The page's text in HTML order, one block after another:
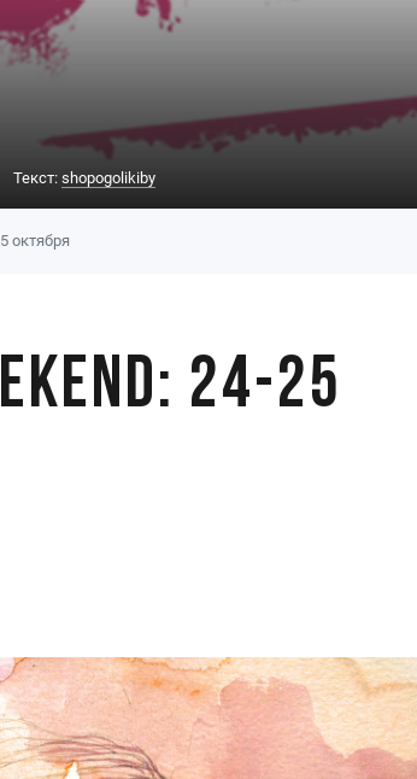
Текст: shopogolikiby
октября
24-25